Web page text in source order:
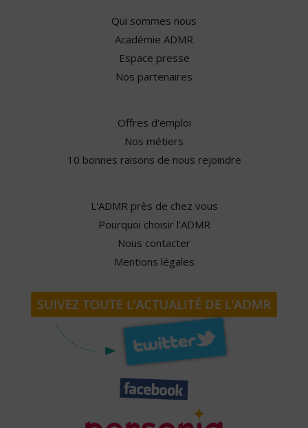
Qui sommes nous
Académie ADMR
Espace presse
Nos partenaires
Offres d'emploi
Nos métiers
10 bonnes raisons de nous rejoindre
L'ADMR près de chez vous
Pourquoi choisir l'ADMR
Nous contacter
Mentions légales